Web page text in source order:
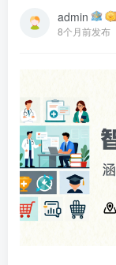
admin
8个月前发布